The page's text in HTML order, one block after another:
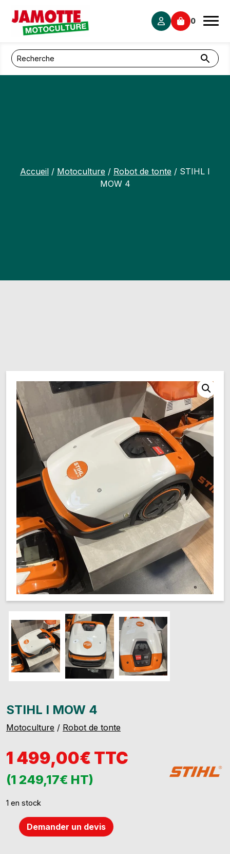
0
Accueil / Motoculture / Robot de tonte / STIHL I
MOW 4
STIHL I MOW 4
Motoculture / Robot de tonte
1 499,00€ TTC
(1 249,17€ HT)
1 en stock
quantité
Demander un devis